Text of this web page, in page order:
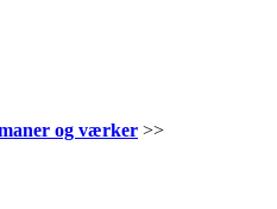
og værker >>